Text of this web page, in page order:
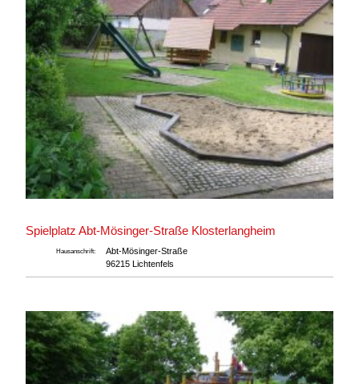
Spielplatz Abt-Mösinger-Straße Klosterlangheim
Hausanschrift:
Abt-Mösinger-Straße
96215 Lichtenfels